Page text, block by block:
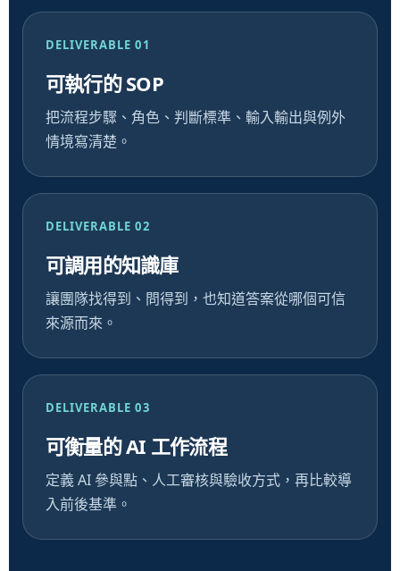
DELIVERABLE 01
可執行的 SOP
把流程步驟、角色、判斷標準、輸入輸出與例外
情境寫清楚。
DELIVERABLE 02
可調用的知識庫
讓團隊找得到、問得到，也知道答案從哪個可信
來源而來。
DELIVERABLE 03
可衡量的 AI 工作流程
定義 AI 參與點、人工審核與驗收方式，再比較導
入前後基準。